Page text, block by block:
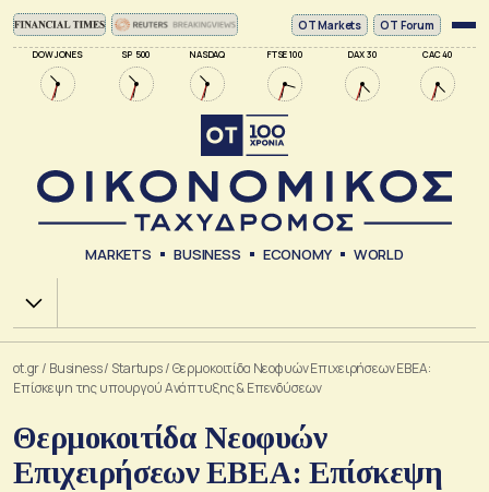
DOW JONES SP 500 NASDAQ FTSE 100 DAX 30 CAC 40
ΟΤ Markets OT Forum
MARKETS BUSINESS ECONOMY WORLD
Χ.Α.
ot.gr/ Business/ Startups/Θερμοκοιτίδα Νεοφυών Επιχειρήσεων ΕΒΕΑ:
Επίσκεψη της υπουργού Ανάπτυξης & Επενδύσεων
Θερμοκοιτίδα Νεοφυών
Επιχειρήσεων ΕΒΕΑ: Επίσκεψη